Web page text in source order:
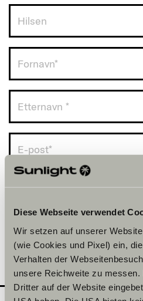
Diese Webseite verwendet
Wir setzen auf unserer
(wie Cookies und Pixel) ein,
Verhalten der
unsere Reichweite zu
Dritter auf der Website
Hilsen
Norge (+47)